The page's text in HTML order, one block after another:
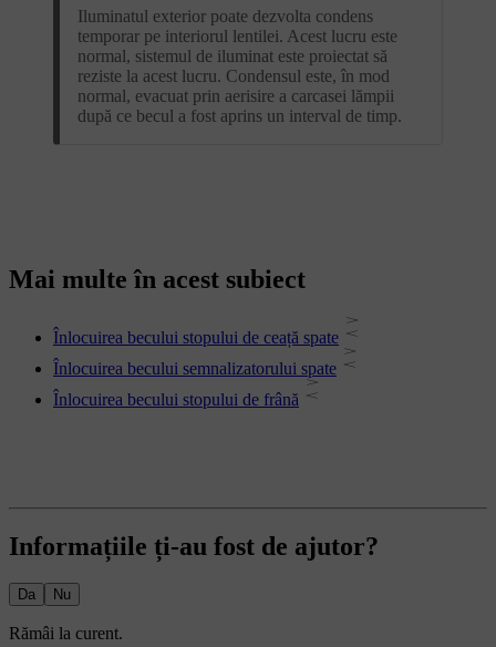
Iluminatul exterior poate dezvolta condens
temporar pe interiorul lentilei. Acest lucru este
normal, sistemul de iluminat este proiectat să
reziste la acest lucru. Condensul este, în mod
normal, evacuat prin aerisire a carcasei lămpii
după ce becul a fost aprins un interval de timp.
Mai multe în acest subiect
Înlocuirea becului stopului de ceață spate
Înlocuirea becului semnalizatorului spate
Înlocuirea becului stopului de frână
Informațiile ți-au fost de ajutor?
Da Nu